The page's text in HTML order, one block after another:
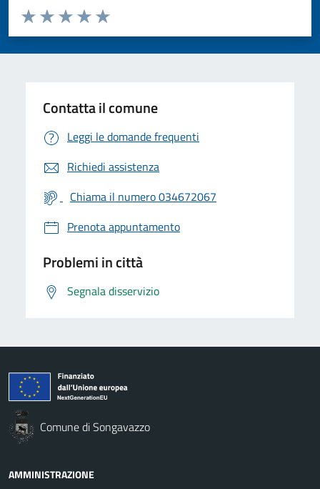
Valuta da 1 a 5 stelle la pagina
Valuta 5 stelle su 5
Valuta 4 stelle su 5
Valuta 3 stelle su 5
Valuta 2 stelle su 5
Valuta 1 stelle su 5
Contatta il comune
Leggi le domande frequenti
Richiedi assistenza
Chiama il numero 034672067
Prenota appuntamento
Problemi in città
Segnala disservizio
Comune di Songavazzo
AMMINISTRAZIONE